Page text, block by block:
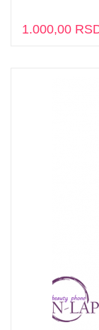
1.000,00